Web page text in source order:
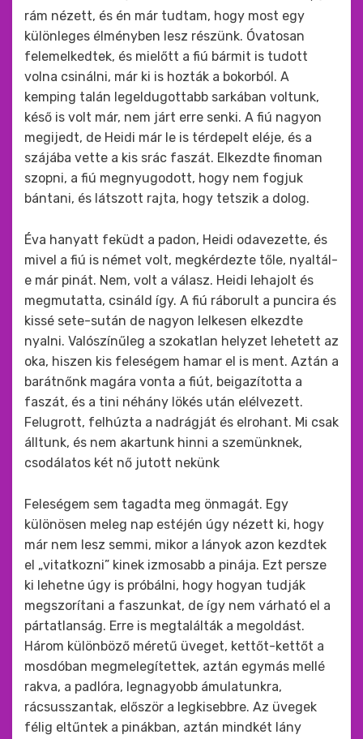
rám nézett, és én már tudtam, hogy most egy
különleges élményben lesz részünk. Óvatosan
felemelkedtek, és mielőtt a fiú bármit is tudott
volna csinálni, már ki is hozták a bokorból. A
kemping talán legeldugottabb sarkában voltunk,
késő is volt már, nem járt erre senki. A fiú nagyon
megijedt, de Heidi már le is térdepelt eléje, és a
szájába vette a kis srác faszát. Elkezdte finoman
szopni, a fiú megnyugodott, hogy nem fogjuk
bántani, és látszott rajta, hogy tetszik a dolog.
Éva hanyatt feküdt a padon, Heidi odavezette, és
mivel a fiú is német volt, megkérdezte tőle, nyaltál-
e már pinát. Nem, volt a válasz. Heidi lehajolt és
megmutatta, csináld így. A fiú ráborult a puncira és
kissé sete-sután de nagyon lelkesen elkezdte
nyalni. Valószínűleg a szokatlan helyzet lehetett az
oka, hiszen kis feleségem hamar el is ment. Aztán a
barátnőnk magára vonta a fiút, beigazította a
faszát, és a tini néhány lökés után elélvezett.
Felugrott, felhúzta a nadrágját és elrohant. Mi csak
álltunk, és nem akartunk hinni a szemünknek,
csodálatos két nő jutott nekünk
Feleségem sem tagadta meg önmagát. Egy
különösen meleg nap estéjén úgy nézett ki, hogy
már nem lesz semmi, mikor a lányok azon kezdtek
el „vitatkozni” kinek izmosabb a pinája. Ezt persze
ki lehetne úgy is próbálni, hogy hogyan tudják
megszorítani a faszunkat, de így nem várható el a
pártatlanság. Erre is megtalálták a megoldást.
Három különböző méretű üveget, kettőt-kettőt a
mosdóban megmelegítettek, aztán egymás mellé
rakva, a padlóra, legnagyobb ámulatunkra,
rácsusszantak, először a legkisebbre. Az üvegek
félig eltűntek a pinákban, aztán mindkét lány